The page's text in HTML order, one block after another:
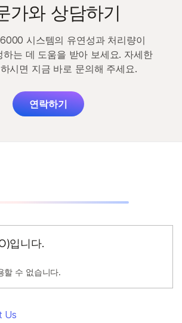
가와 상담하기
시스템의 유연성과 처리량이
하는 데 도움을 받아 보세요. 자세한
시면 지금 바로 문의해 주세요.
연락하기
입니다.
할 수 없습니다.
Us